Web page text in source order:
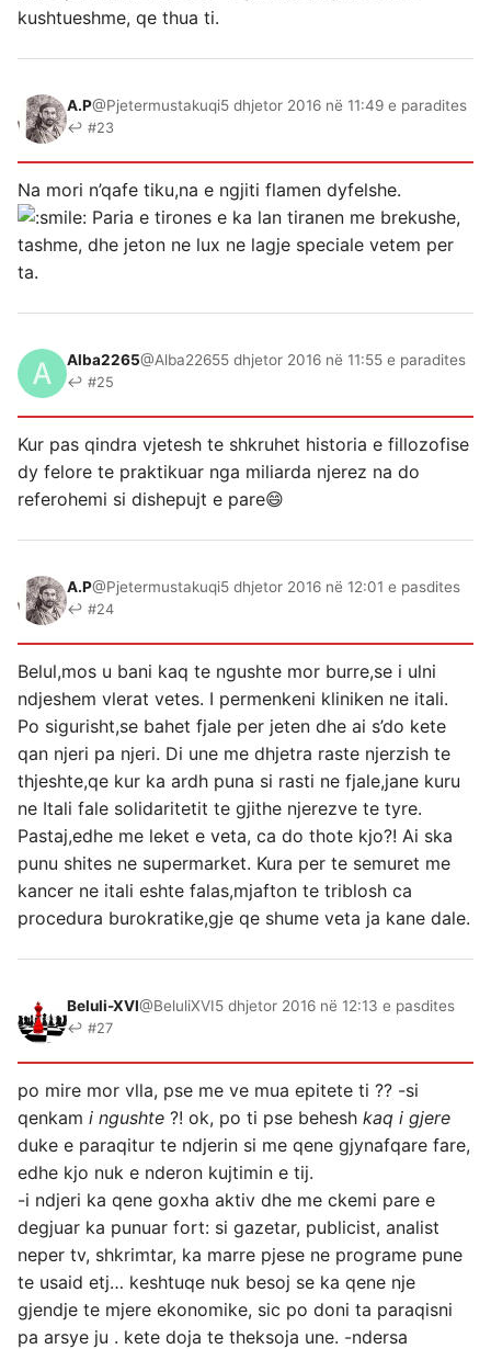
kushtueshme, qe thua ti.
A.P@Pjetermustakuqi5 dhjetor 2016 në 11:49 e paradites
↩ #23
Na mori n’qafe tiku,na e ngjiti flamen dyfelshe.
Paria e tirones e ka lan tiranen me brekushe,
tashme, dhe jeton ne lux ne lagje speciale vetem per
ta.
Alba2265@Alba22655 dhjetor 2016 në 11:55 e paradites
↩ #25
Kur pas qindra vjetesh te shkruhet historia e fillozofise
dy felore te praktikuar nga miliarda njerez na do
referohemi si dishepujt e pare😄
A.P@Pjetermustakuqi5 dhjetor 2016 në 12:01 e pasdites
↩ #24
Belul,mos u bani kaq te ngushte mor burre,se i ulni
ndjeshem vlerat vetes. I permenkeni kliniken ne itali.
Po sigurisht,se bahet fjale per jeten dhe ai s’do kete
qan njeri pa njeri. Di une me dhjetra raste njerzish te
thjeshte,qe kur ka ardh puna si rasti ne fjale,jane kuru
ne Itali fale solidaritetit te gjithe njerezve te tyre.
Pastaj,edhe me leket e veta, ca do thote kjo?! Ai ska
punu shites ne supermarket. Kura per te semuret me
kancer ne itali eshte falas,mjafton te triblosh ca
procedura burokratike,gje qe shume veta ja kane dale.
Beluli-XVI@BeluliXVI5 dhjetor 2016 në 12:13 e pasdites
↩ #27
po mire mor vlla, pse me ve mua epitete ti ?? -si
qenkam i ngushte ?! ok, po ti pse behesh kaq i gjere
duke e paraqitur te ndjerin si me qene gjynafqare fare,
edhe kjo nuk e nderon kujtimin e tij.
-i ndjeri ka qene goxha aktiv dhe me ckemi pare e
degjuar ka punuar fort: si gazetar, publicist, analist
neper tv, shkrimtar, ka marre pjese ne programe pune
te usaid etj… keshtuqe nuk besoj se ka qene nje
gjendje te mjere ekonomike, sic po doni ta paraqisni
pa arsye ju . kete doja te theksoja une. -ndersa